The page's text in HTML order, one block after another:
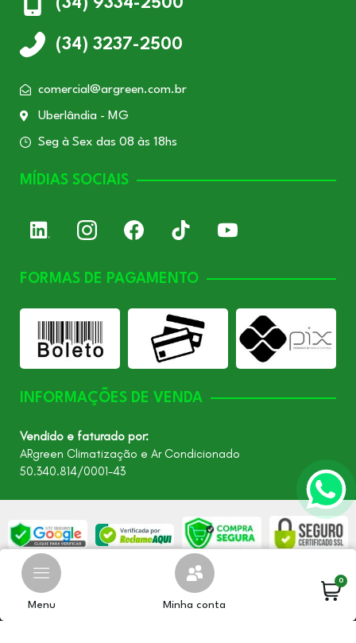
Menu Minha conta
0
(34) 3237-2500
comercial@argreen.com.br
Uberlândia - MG
Seg à Sex das 08 às 18hs
MÍDIAS SOCIAIS
FORMAS DE PAGAMENTO
INFORMAÇÕES DE VENDA
Vendido e faturado por:
ARgreen Climatização e Ar Condicionado
50.340.814/0001-43
©2026 - Todos os direitos reservados – ARgreen. CNPJ:
24.849.649/0001-40